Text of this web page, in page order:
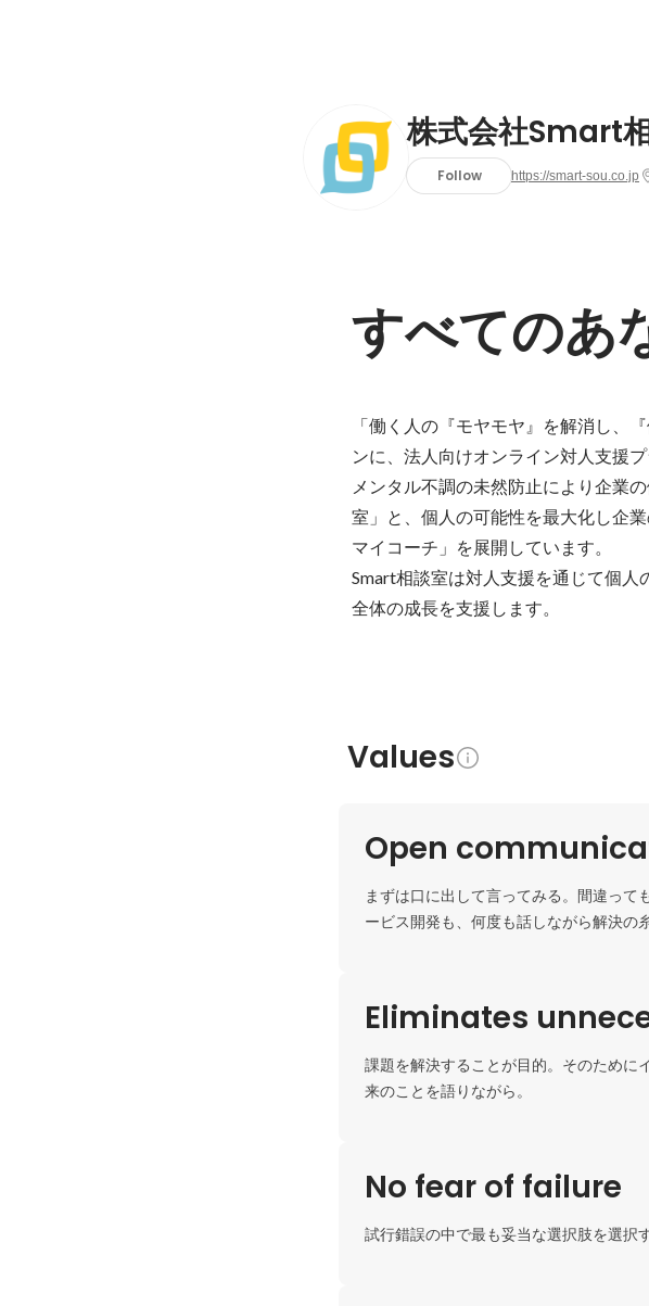
株式会社Smart
Follow https://smart-sou.co.jp
すべてのあ
「働く人の『モヤモヤ』を解消し、
ンに、法人向けオンライン対人支援
メンタル不調の未然防止により企業
室」と、個人の可能性を最大化し企
マイコーチ」を展開しています。
Smart相談室は対人支援を通じて個
全体の成長を支援します。
Values
Open
まずは口に出して言ってみる。間違っ
ービス開発も、何度も話しながら解決の
Eliminates
課題を解決することが目的。そのために
来のことを語りながら。
No fear of failure
試行錯誤の中で最も妥当な選択肢を選択